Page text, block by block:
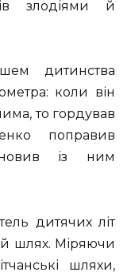
злодіями й
дитинства
коли він
то гордував
поправив
із ним
дитячих літ
шлях. Міряючи
шляхи,